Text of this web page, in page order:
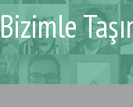
Bizimle